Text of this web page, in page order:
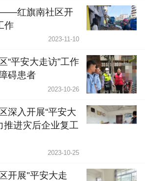
红旗南社区开
作
2023-11-10
“平安大走访”工作
碍患者
2023-10-26
深入开展“平安大
推进灾后企业复工
2023-10-25
开展"平安大走